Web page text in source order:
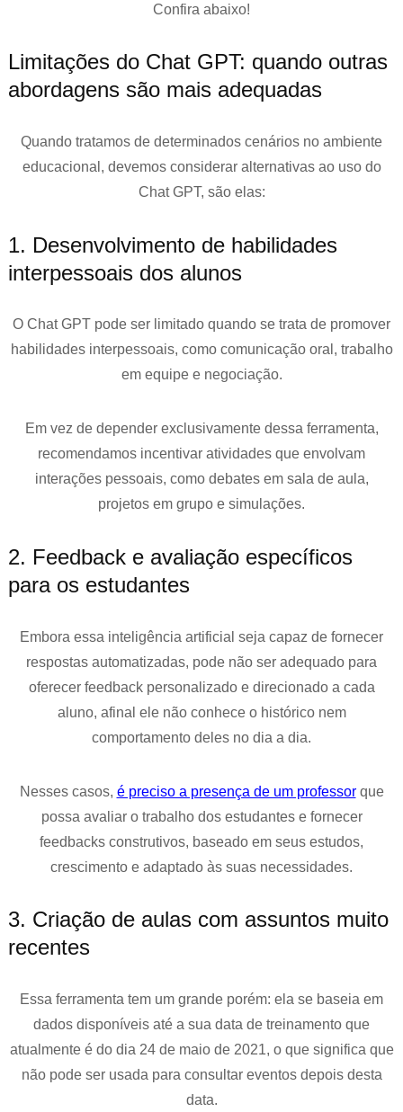
Confira abaixo!
Limitações do Chat GPT: quando outras
abordagens são mais adequadas
Quando tratamos de determinados cenários no ambiente
educacional, devemos considerar alternativas ao uso do
Chat GPT, são elas:
1. Desenvolvimento de habilidades
interpessoais dos alunos
O Chat GPT pode ser limitado quando se trata de promover
habilidades interpessoais, como comunicação oral, trabalho
em equipe e negociação.
Em vez de depender exclusivamente dessa ferramenta,
recomendamos incentivar atividades que envolvam
interações pessoais, como debates em sala de aula,
projetos em grupo e simulações.
2. Feedback e avaliação específicos
para os estudantes
Embora essa inteligência artificial seja capaz de fornecer
respostas automatizadas, pode não ser adequado para
oferecer feedback personalizado e direcionado a cada
aluno, afinal ele não conhece o histórico nem
comportamento deles no dia a dia.
Nesses casos, é preciso a presença de um professorque
possa avaliar o trabalho dos estudantes e fornecer
feedbacks construtivos, baseado em seus estudos,
crescimento e adaptado às suas necessidades.
3. Criação de aulas com assuntos muito
recentes
Essa ferramenta tem um grande porém: ela se baseia em
dados disponíveis até a sua data de treinamento que
atualmente é do dia 24 de maio de 2021, o que significa que
não pode ser usada para consultar eventos depois desta
data.